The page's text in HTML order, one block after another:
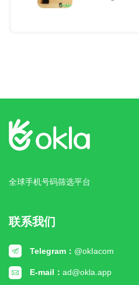
全球手机号码筛选平台
联系我们
Telegram： @okIacom
E-mail： ad@okla.app